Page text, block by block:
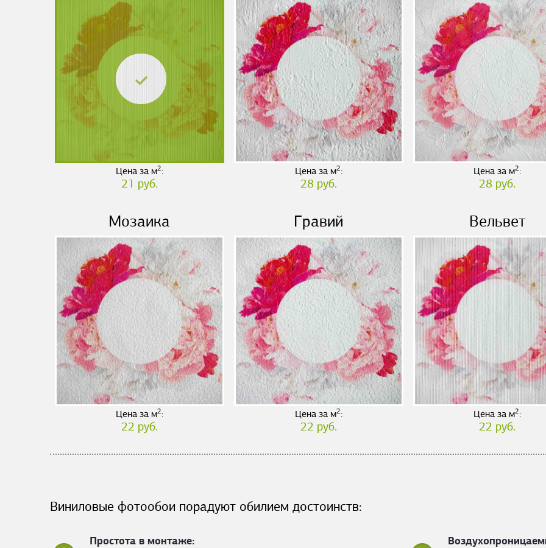
Цена за м2:
21 руб.
Цена за м2:
28 руб.
Цена за м2:
28 руб.
Мозаика
Цена за м2:
22 руб.
Гравий
Цена за м2:
22 руб.
Вельвет
Цена за м2:
22 руб.
Виниловые фотообои порадуют обилием достоинств:
Простота в монтаже: